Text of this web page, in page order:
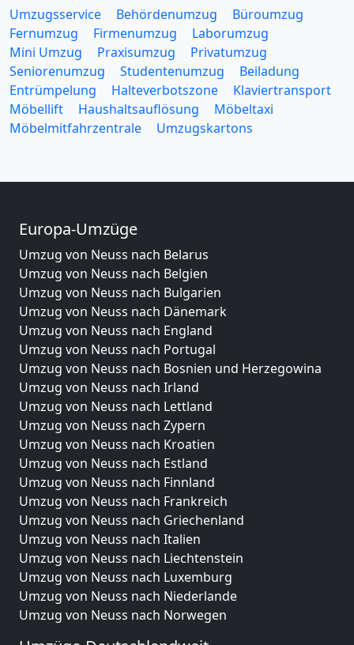
Umzugsservice Behördenumzug
Büroumzug
Fernumzug
Firmenumzug
Laborumzug
Mini Umzug
Praxisumzug
Privatumzug
Seniorenumzug
Studentenumzug
Beiladung
Entrümpelung
Halteverbotszone
Klaviertransport
Möbellift
Haushaltsauflösung
Möbeltaxi
Möbelmitfahrzentrale
Umzugskartons
Europa-Umzüge
Umzug von Neuss nach Belarus
Umzug von Neuss nach Belgien
Umzug von Neuss nach Bulgarien
Umzug von Neuss nach Dänemark
Umzug von Neuss nach England
Umzug von Neuss nach Portugal
Umzug von Neuss nach Bosnien und Herzegowina
Umzug von Neuss nach Irland
Umzug von Neuss nach Lettland
Umzug von Neuss nach Zypern
Umzug von Neuss nach Kroatien
Umzug von Neuss nach Estland
Umzug von Neuss nach Finnland
Umzug von Neuss nach Frankreich
Umzug von Neuss nach Griechenland
Umzug von Neuss nach Italien
Umzug von Neuss nach Liechtenstein
Umzug von Neuss nach Luxemburg
Umzug von Neuss nach Niederlande
Umzug von Neuss nach Norwegen